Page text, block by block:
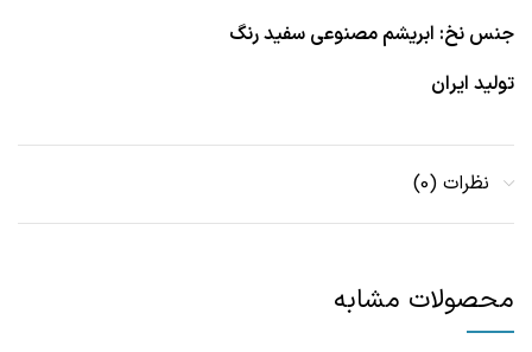
جنس نخ: ابریشم مصنوعی سفید رنگ
تولید ایران
نظرات (0)
محصولات مشابه